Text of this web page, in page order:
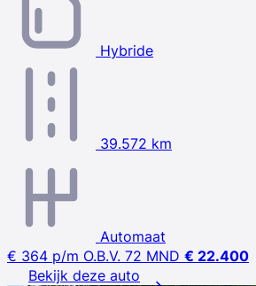
Hybride
39.572 km
Automaat
€ 364 p/m O.B.V. 72 MND € 22.400
Bekijk deze auto